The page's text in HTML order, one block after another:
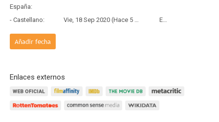
España:
- Castellano:
Vie, 18 Sep 2020 (Hace 5 años y 10 meses) Estreno
Añadir fecha
Enlaces externos